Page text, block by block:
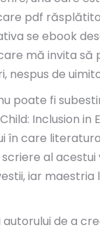
pdf
se ebook
mă invita să
nespus de
poate fi
Inclusion in
în care
al
iar maestria
de a